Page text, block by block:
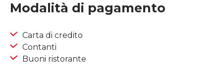
Modalità di pagamento
Carta di credito
Contanti
Buoni ristorante